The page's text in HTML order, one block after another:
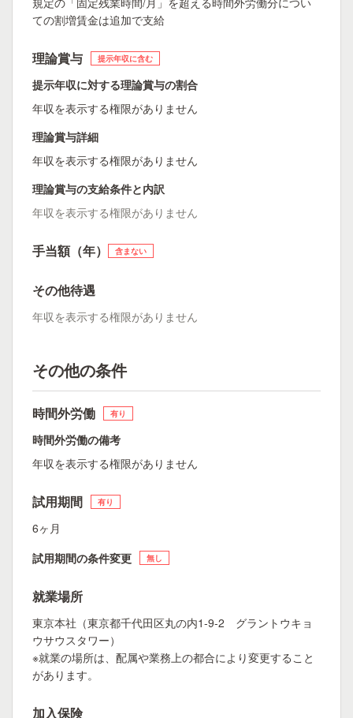
ての割増賃金は追加で支給
理論賞与 提示年収に含む
提示年収に対する理論賞与の割合
年収を表示する権限がありません
理論賞与詳細
年収を表示する権限がありません
理論賞与の支給条件と内訳
年収を表示する権限がありません
手当額（年） 含まない
その他待遇
年収を表示する権限がありません
その他の条件
時間外労働 有り
時間外労働の備考
年収を表示する権限がありません
試用期間 有り
6ヶ月
試用期間の条件変更
無し
就業場所
東京本社（東京都千代田区丸の内1-9-2 グラントウキョ
ウサウスタワー）
※就業の場所は、配属や業務上の都合により変更すること
があります。
加入保険